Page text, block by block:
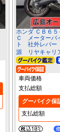
ホンダ ＣＢ６
Ｃ メーターバ
ト 社外レバ
源 リヤキャリ
車両価格
支払総額
グーバイク保
支払総額